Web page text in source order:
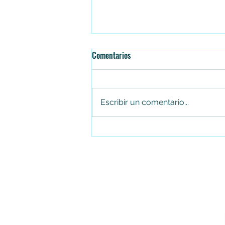
Falleció el senador Miguel Uribe
Comentarios
Escribir un comentario...